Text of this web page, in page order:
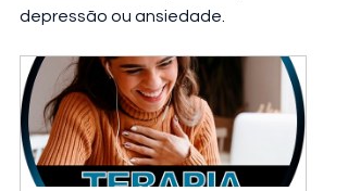
depressão ou ansiedade.